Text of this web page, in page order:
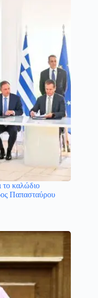
το καλώδιο
Παπασταύρου